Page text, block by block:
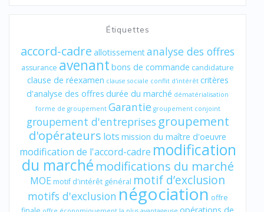
Étiquettes
accord-cadre allotissementanalyse des offres
assurance avenant bons de commande candidature
clause de réexamen clause sociale conflit d'intérêt critères
d'analyse des offres durée du marché dématérialisation
forme de groupement Garantie groupement conjoint
groupement d'entreprises groupement
d'opérateurs lots mission du maître d'oeuvre
modification de l'accord-cadre modification
du marché modifications du marché
MOE motif d'intérêt général motif d’exclusion
motifs d'exclusion négociation offre